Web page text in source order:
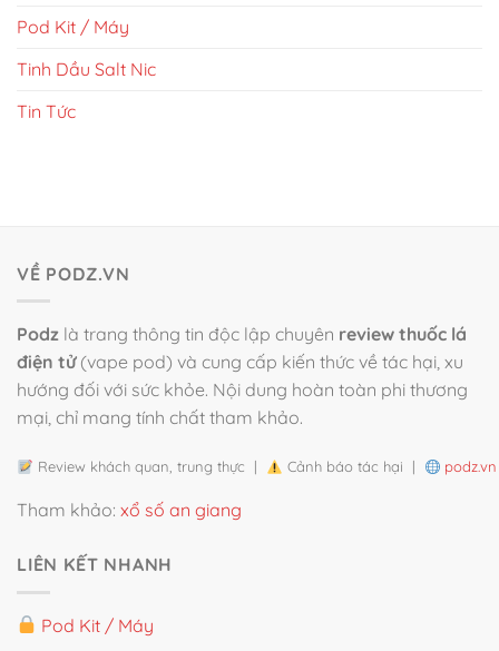
Pod Kit / Máy
Tinh Dầu Salt Nic
Tin Tức
VỀ PODZ.VN
Podz là trang thông tin độc lập chuyên review thuốc lá
điện tử(vape pod) và cung cấp kiến thức về tác hại, xu
hướng đối với sức khỏe. Nội dung hoàn toàn phi thương
mại, chỉ mang tính chất tham khảo.
Review khách quan, trung thực | Cảnh báo tác hại | podz.vn
Tham khảo: xổ số an giang
LIÊN KẾT NHANH
Pod Kit / Máy